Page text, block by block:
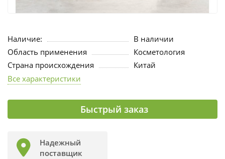
Наличие:
В наличии
Область применения
Косметология
Страна происхождения
Китай
Все характеристики
Быстрый заказ
Надежный
поставщик